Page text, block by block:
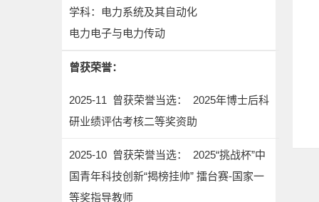
学科：电力系统及其自动化
电力电子与电力传动
曾获荣誉：
2025-11 曾获荣誉当选： 2025年博士后科
研业绩评估考核二等奖资助
2025-10 曾获荣誉当选： 2025“挑战杯”中
国青年科技创新“揭榜挂帅” 擂台赛-国家一
等奖指导教师